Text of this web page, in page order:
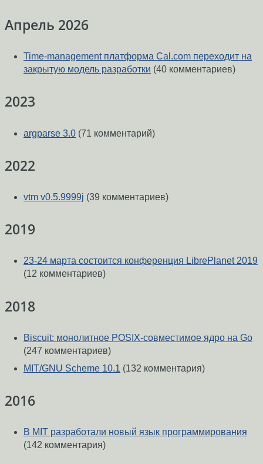
Апрель 2026
Time-management платформа Cal.com переходит на
закрытую модель разработки (40 комментариев)
2023
argparse 3.0 (71 комментарий)
2022
vtm v0.5.9999j (39 комментариев)
2019
23-24 марта состоится конференция LibrePlanet 2019
(12 комментариев)
2018
Biscuit: монолитное POSIX-совместимое ядро на Go
(247 комментариев)
MIT/GNU Scheme 10.1 (132 комментария)
2016
В MIT разработали новый язык программирования
(142 комментария)